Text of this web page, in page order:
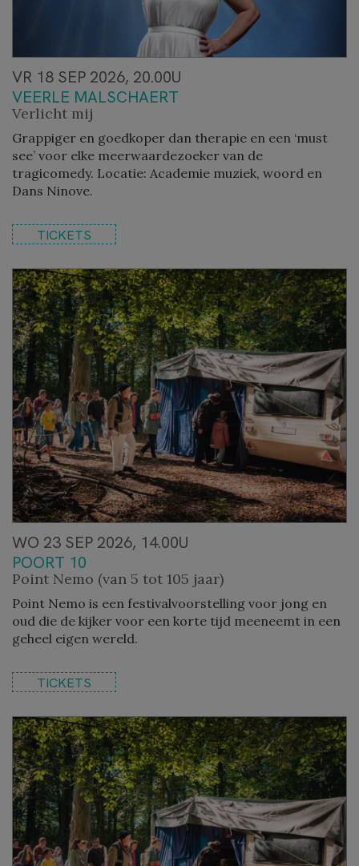
VR 18 SEP 2026, 20.00U
VEERLE MALSCHAERT
Verlicht mij
Grappiger en goedkoper dan therapie en een ‘must
see’ voor elke meerwaardezoeker van de
tragicomedy. Locatie: Academie muziek, woord en
Dans Ninove.
TICKETS
WO 23 SEP 2026, 14.00U
POORT 10
Point Nemo (van 5 tot 105 jaar)
Point Nemo is een festivalvoorstelling voor jong en
oud die de kijker voor een korte tijd meeneemt in een
geheel eigen wereld.
TICKETS